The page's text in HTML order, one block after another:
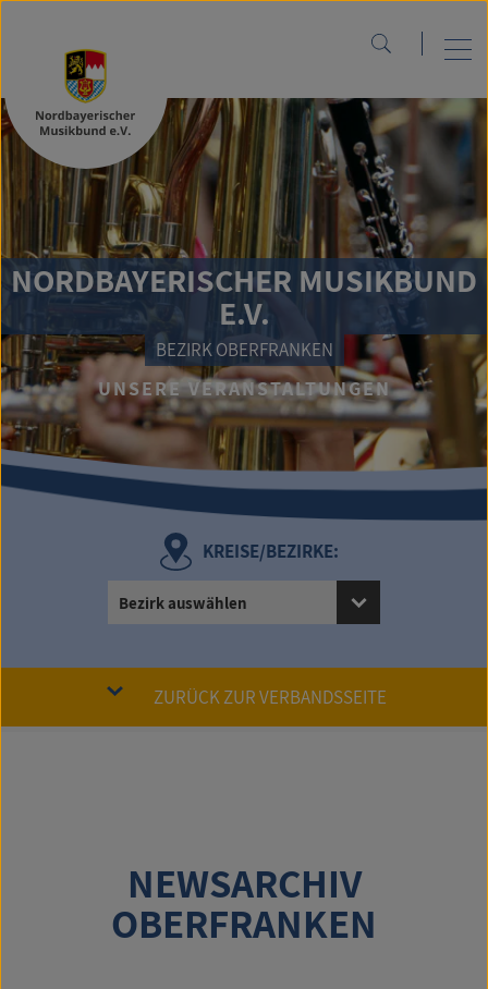
NORDBAYERISCHER MUSIKBUND
E.V.
BEZIRK OBERFRANKEN
UNSERE VERANSTALTUNGEN
KREISE/BEZIRKE:
Bezirk auswählen
ZURÜCK ZUR VERBANDSSEITE
NEWSARCHIV
OBERFRANKEN